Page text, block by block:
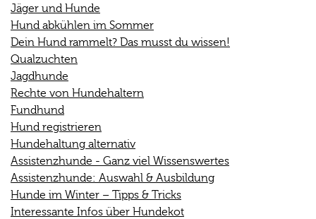
Jäger und Hunde
Hund abkühlen im Sommer
Dein Hund rammelt? Das musst du wissen!
Qualzuchten
Jagdhunde
Rechte von Hundehaltern
Fundhund
Hund registrieren
Hundehaltung alternativ
Assistenzhunde - Ganz viel Wissenswertes
Assistenzhunde: Auswahl & Ausbildung
Hunde im Winter – Tipps & Tricks
Interessante Infos über Hundekot